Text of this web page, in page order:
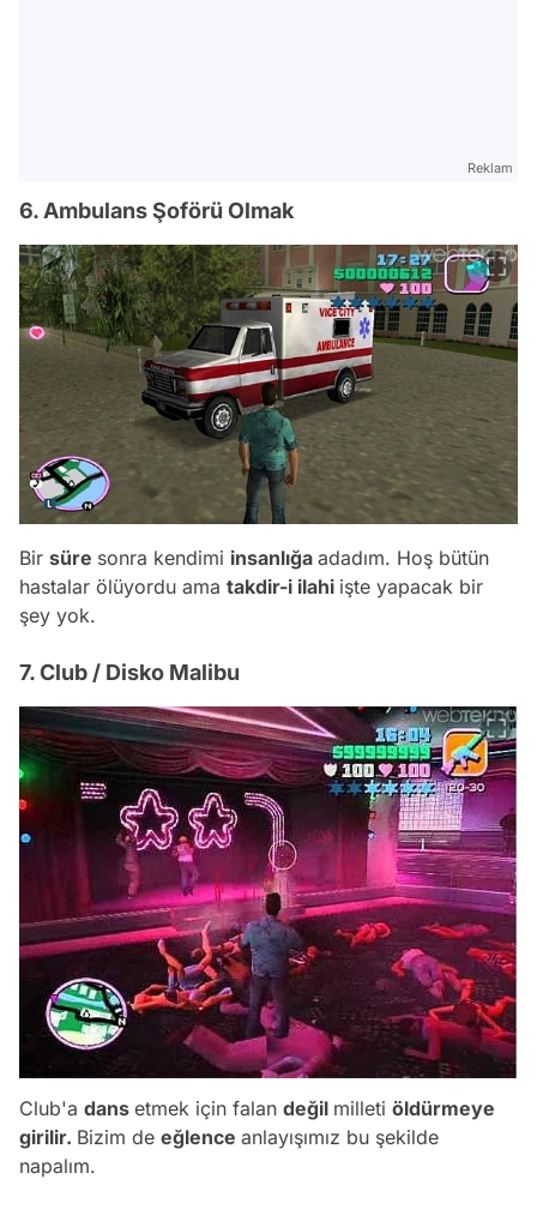
Reklam
6. Ambulans Şoförü Olmak
Bir süre sonra kendimi insanlığa adadım. Hoş bütün
hastalar ölüyordu ama takdir-i ilahi işte yapacak bir
şey yok.
7. Club / Disko Malibu
Club'a dans etmek için falan değil milleti öldürmeye
girilir. Bizim de eğlence anlayışımız bu şekilde
napalım.